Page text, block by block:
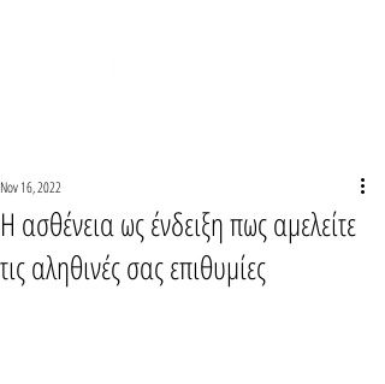
Η ασθένεια ως ένδειξη πως αμελείτε
τις αληθινές σας επιθυμίες
Nov 16, 2022